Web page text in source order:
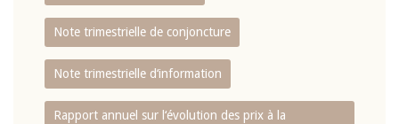
Note trimestrielle de conjoncture
Note trimestrielle d‘information
Rapport annuel sur l‘évolution des prix à la